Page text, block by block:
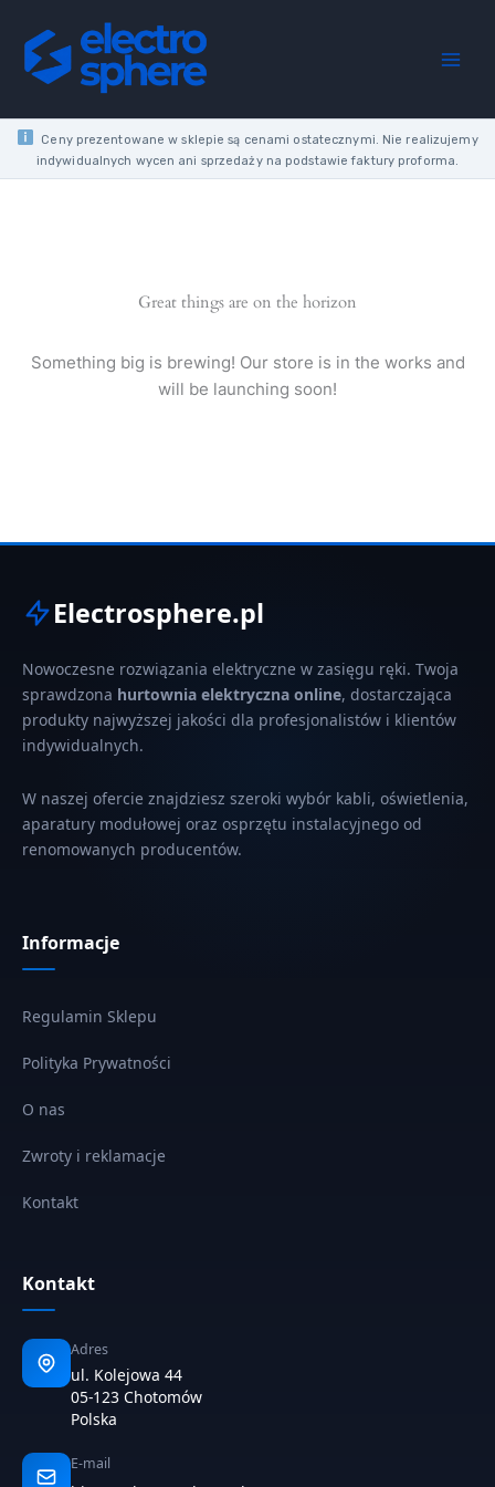
content
Ceny prezentowane w sklepie są cenami ostatecznymi. Nie realizujemy
indywidualnych wycen ani sprzedaży na podstawie faktury proforma.
Great things are on the horizon
Something big is brewing! Our store is in the works and
will be launching soon!
Electrosphere.pl
Nowoczesne rozwiązania elektryczne w zasięgu ręki. Twoja
sprawdzona hurtownia elektryczna online, dostarczająca
produkty najwyższej jakości dla profesjonalistów i klientów
indywidualnych.
W naszej ofercie znajdziesz szeroki wybór kabli, oświetlenia,
aparatury modułowej oraz osprzętu instalacyjnego od
renomowanych producentów.
Informacje
Regulamin Sklepu
Polityka Prywatności
O nas
Zwroty i reklamacje
Kontakt
Kontakt
Adres
ul. Kolejowa 44
05-123 Chotomów
Polska
E-mail
FOR
PV
60K
PV
60D
BOXES